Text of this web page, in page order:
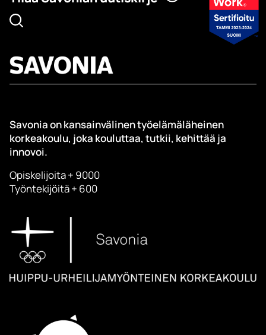
Savonia on kansainvälinen työelämäläheinen
korkeakoulu, joka kouluttaa, tutkii, kehittää ja
innovoi.
Opiskelijoita + 9000
Työntekijöitä + 600